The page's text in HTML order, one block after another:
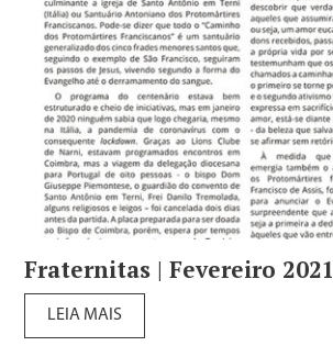
Fraternitas | Fevereiro 2021
LEIA MAIS